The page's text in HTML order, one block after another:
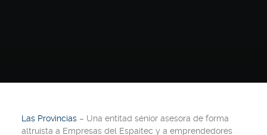
Las Provincias – Una entitad sénior asesora de forma
altruista a Empresas del Espaitec y a emprendedores